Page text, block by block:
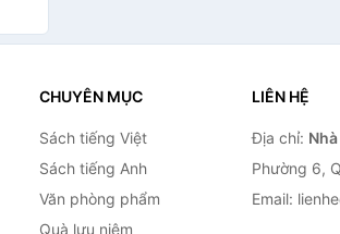
CHUYÊN MỤC
Sách tiếng Việt
Sách tiếng Anh
Văn phòng phẩm
Quà lưu niệm
LIÊN HỆ
Địa chỉ:
Phường 6,
Email: